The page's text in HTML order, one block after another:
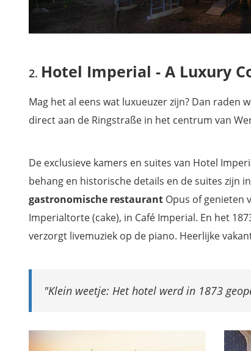
Hotel Imperial - A Luxury
Mag het al eens wat luxueuzer zijn? Dan raden
direct aan de Ringstraße in het centrum van
De exclusieve kamers en suites van Hotel
behang en historische details en de suites zijn
gastronomische restaurant Opus of genieten
Imperialtorte (cake), in Café Imperial. En het
verzorgt livemuziek op de piano. Heerlijke
Klein weetje: Het hotel werd in 1873